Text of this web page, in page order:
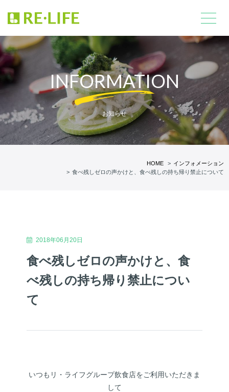
INFORMATION
お知らせ
HOME
インフォメーション
食べ残しゼロの声かけと、食べ残しの持ち帰り禁止について
2018年06月20日
食べ残しゼロの声かけと、食
べ残しの持ち帰り禁止につい
て
いつもリ・ライフグループ飲食店をご利用いただきま
して